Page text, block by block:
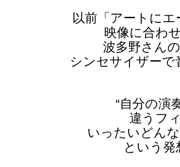
以前「アートに
映像に合わ
波多野さん
シンセサイザー
“自分の演
違うフ
いったいどん
という発